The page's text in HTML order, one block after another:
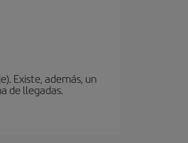
Existe, además, un
de llegadas.